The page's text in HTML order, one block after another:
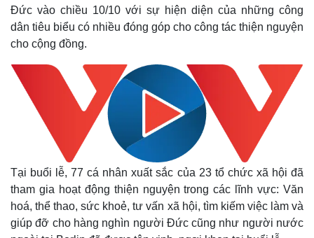
Đức vào chiều 10/10 với sự hiện diện của những công
dân tiêu biểu có nhiều đóng góp cho công tác thiện nguyện
cho cộng đồng.
Tại buổi lễ, 77 cá nhân xuất sắc của 23 tổ chức xã hội đã
tham gia hoạt động thiện nguyện trong các lĩnh vực: Văn
hoá, thể thao, sức khoẻ, tư vấn xã hội, tìm kiếm việc làm và
giúp đỡ cho hàng nghìn người Đức cũng như người nước